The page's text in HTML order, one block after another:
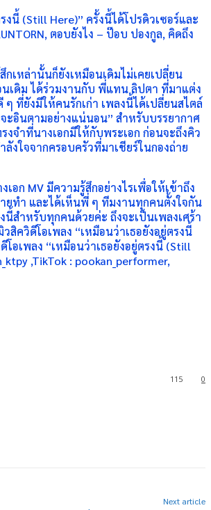
นี้ (Still Here)” ครั้งนี้ได้โปรดิวเซอร์และ
ตอบยังไง – ป๊อบ ปองกูล, คิดถึง
เหล่านั้นก็ยังเหมือนเดิมไม่เคยเปลี่ยน
นเดิม ได้ร่วมงานกับ พี่แทน ลิปตา ที่มาแต่ง
ที่ยังมีให้คนรักเก่า เพลงนี้ได้เปลี่ยนสไตล์
ะอินตามอย่างแน่นอน” สำหรับบรรยากาศ
จำที่นางเอกมีให้กับพระเอก ก่อนจะถึงคิว
งใจจากครอบครัวที่มาเชียร์ในกองถ่าย
อก MV มีความรู้สึกอย่างไรเพื่อให้เข้าถึง
ยทำ และได้เห็นพี่ ๆ ทีมงานทุกคนตั้งใจกัน
สำหรับทุกคนด้วยค่ะ ถึงจะเป็นเพลงเศร้า
ควิดีโอเพลง “เหมือนว่าเธอยังอยู่ตรงนี้
อเพลง “เหมือนว่าเธอยังอยู่ตรงนี้ (Still
,TikTok : pookan_performer,
0
115
Next article